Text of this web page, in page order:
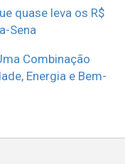
quase leva os R$
Sena
Combinação
Energia e Bem-